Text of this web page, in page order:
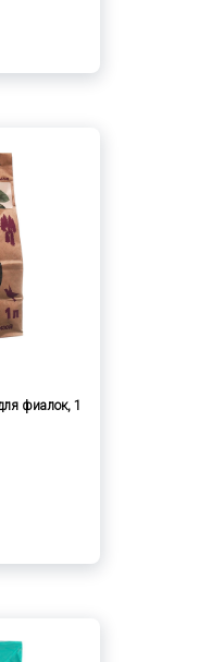
фиалок, 1